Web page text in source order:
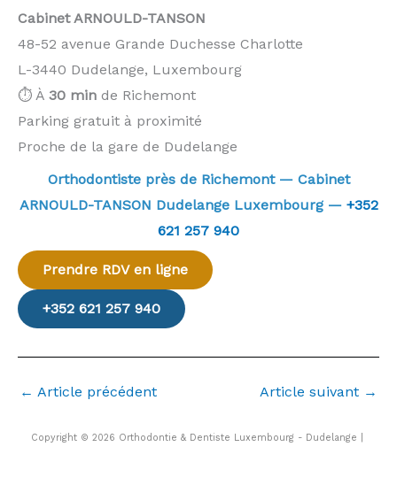
Cabinet ARNOULD-TANSON
48-52 avenue Grande Duchesse Charlotte
L-3440 Dudelange, Luxembourg
⏱️ À 30 min de Richemont
Parking gratuit à proximité
Proche de la gare de Dudelange
Orthodontiste près de Richemont — Cabinet
ARNOULD-TANSON Dudelange Luxembourg — +352
621 257 940
Prendre RDV en ligne
+352 621 257 940
← Article précédent Article suivant →
Copyright © 2026 Orthodontie & Dentiste Luxembourg - Dudelange |